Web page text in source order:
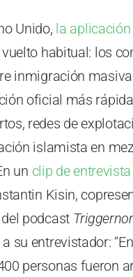
Unido, la
vuelto habitual: los
inmigración
oficial más
redes de
islamista en
un clip de entrevista
Kisin,
podcast
su entrevistador:
personas fueron